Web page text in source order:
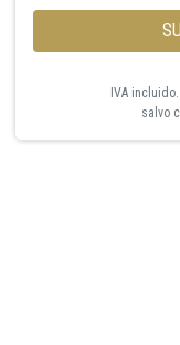
IVA
salvo